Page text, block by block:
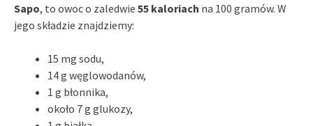
Sapo, to owoc o zaledwie 55 kaloriach na 100 gramów. W
jego składzie znajdziemy:
15 mg sodu,
14 g węglowodanów,
1 g błonnika,
około 7 g glukozy,